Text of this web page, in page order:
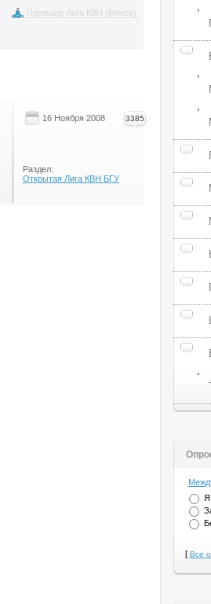
Премьер-Лига КВН (Минск)
16 Ноября 2008 3385
Раздел:
Открытая Лига КВН БГУ
,
,
,
,
Я
[ Все